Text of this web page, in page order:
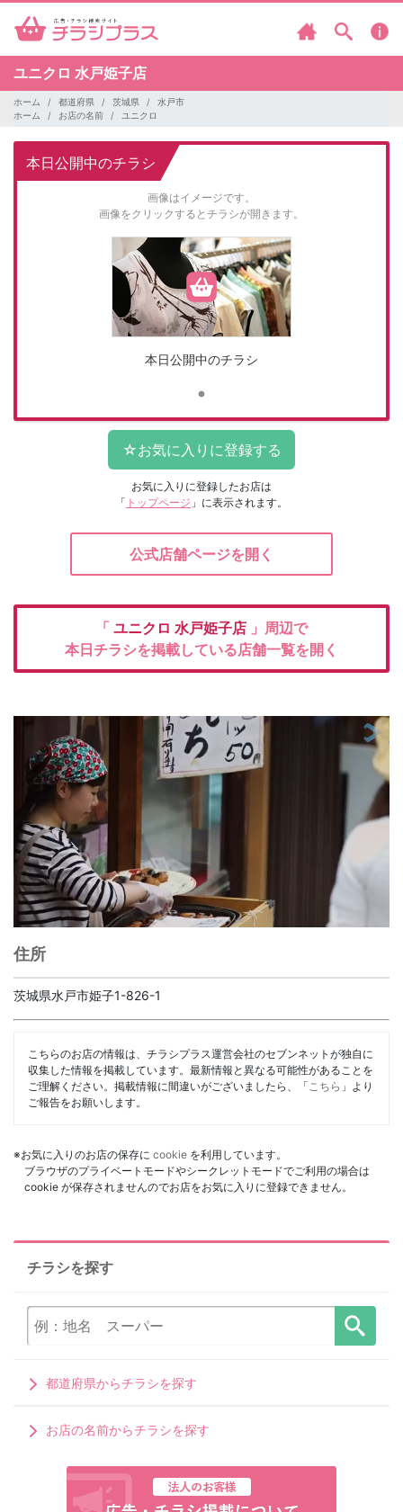
ユニクロ 水戸姫子店
ホーム 都道府県 茨城県
水戸市
ホーム
お店の名前 ユニクロ
本日公開中のチラシ
画像はイメージです。
画像をクリックするとチラシが開きます。
本日公開中のチラシ
お気に入りに登録したお店は
「 トップページ 」に表示されます。
公式店舗ページを開く
「 ユニクロ 水戸姫子店 」周辺で
本日チラシを掲載している店舗一覧を開く
住所
茨城県水戸市姫子1-826-1
こちらのお店の情報は、チラシプラス運営会社のセブンネットが独自に
収集した情報を掲載しています。最新情報と異なる可能性があることを
ご理解ください。掲載情報に間違いがございましたら、「 こちら 」より
ご報告をお願いします。
※お気に入りのお店の保存に cookie を利用しています。
ブラウザのプライベートモードやシークレットモードでご利用の場合は
cookie が保存されませんのでお店をお気に入りに登録できません。
チラシを探す
都道府県からチラシを探す
お店の名前からチラシを探す